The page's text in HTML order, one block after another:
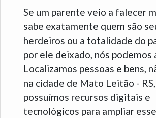
Se um parente veio a falecer
sabe exatamente quem são
herdeiros ou a totalidade do
por ele deixado, nós podemos
Localizamos pessoas e bens,
na cidade de Mato Leitão -
possuímos recursos digitais e
tecnológicos para ampliar